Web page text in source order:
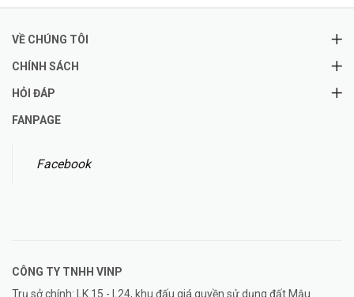
VỀ CHÚNG TÔI
CHÍNH SÁCH
HỎI ĐÁP
FANPAGE
Facebook
CÔNG TY TNHH VINP
Trụ sở chính: LK 15 - L24, khu đấu giá quyền sử dụng đất Mậu